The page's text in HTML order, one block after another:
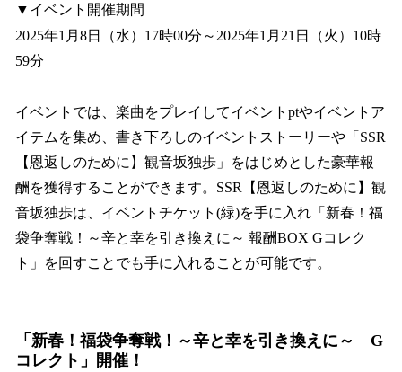
▼イベント開催期間
2025年1月8日（水）17時00分～2025年1月21日（火）10時
59分
イベントでは、楽曲をプレイしてイベントptやイベントア
イテムを集め、書き下ろしのイベントストーリーや「SSR
【恩返しのために】観音坂独歩」をはじめとした豪華報
酬を獲得することができます。SSR【恩返しのために】観
音坂独歩は、イベントチケット(緑)を手に入れ「新春！福
袋争奪戦！～辛と幸を引き換えに～ 報酬BOX Gコレク
ト」を回すことでも手に入れることが可能です。
「新春！福袋争奪戦！～辛と幸を引き換えに～ G
コレクト」開催！